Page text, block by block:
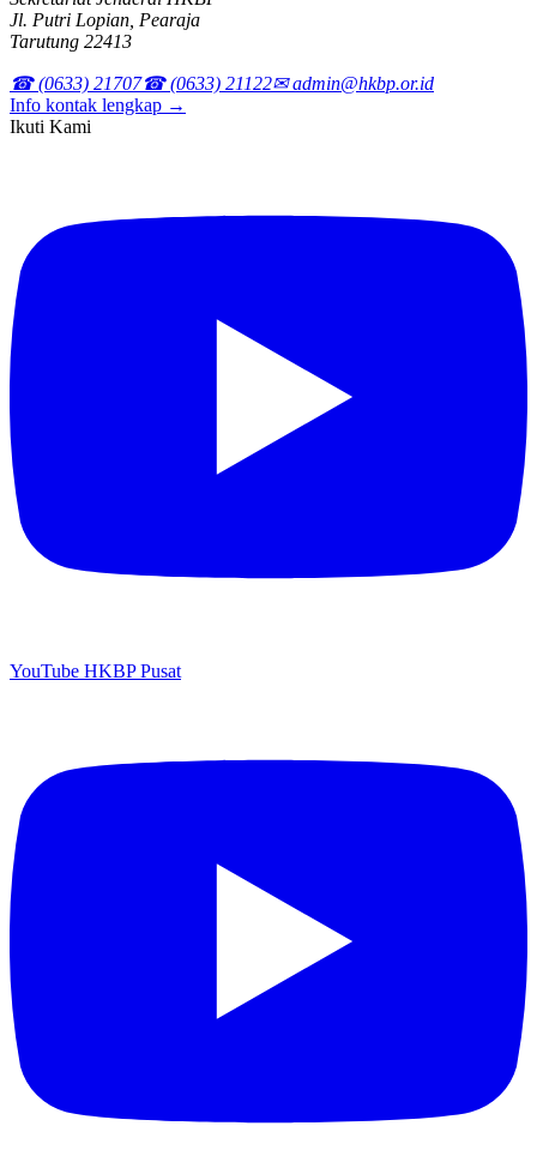
Jl. Putri Lopian, Pearaja
Tarutung 22413
☎ (0633) 21707☎ (0633) 21122✉ admin@hkbp.or.id
Info kontak lengkap →
Ikuti Kami
YouTube HKBP Pusat